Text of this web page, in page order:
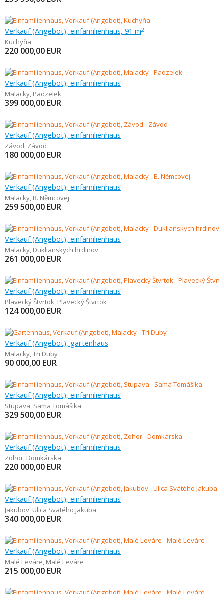
Verkauf (Angebot), einfamilienhaus, 91 m2
Kuchyňa
220 000,00 EUR
Verkauf (Angebot), einfamilienhaus
Malacky, Padzelek
399 000,00 EUR
Verkauf (Angebot), einfamilienhaus
Závod, Závod
180 000,00 EUR
Verkauf (Angebot), einfamilienhaus
Malacky, B. Němcovej
259 500,00 EUR
Verkauf (Angebot), einfamilienhaus
Malacky, Duklianskych hrdinov
261 000,00 EUR
Verkauf (Angebot), einfamilienhaus
Plavecký Štvrtok, Plavecký Štvrtok
124 000,00 EUR
Verkauf (Angebot), gartenhaus
Malacky,Tri Duby
90 000,00 EUR
Verkauf (Angebot), einfamilienhaus
Stupava, Sama Tomášika
329 500,00 EUR
Verkauf (Angebot), einfamilienhaus
Zohor, Domkárska
220 000,00 EUR
Verkauf (Angebot), einfamilienhaus
Jakubov, Ulica Svätého Jakuba
340 000,00 EUR
Verkauf (Angebot), einfamilienhaus
Malé Leváre, Malé Leváre
215 000,00 EUR